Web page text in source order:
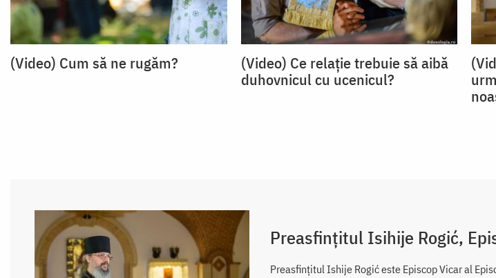
(Video) Cum să ne rugăm?
(Video) Ce relație trebuie să aibă
duhovnicul cu ucenicul?
Preasfințitul Isihije Rogić,
Preasfințitul Ishije Rogić este Episcop Vicar al